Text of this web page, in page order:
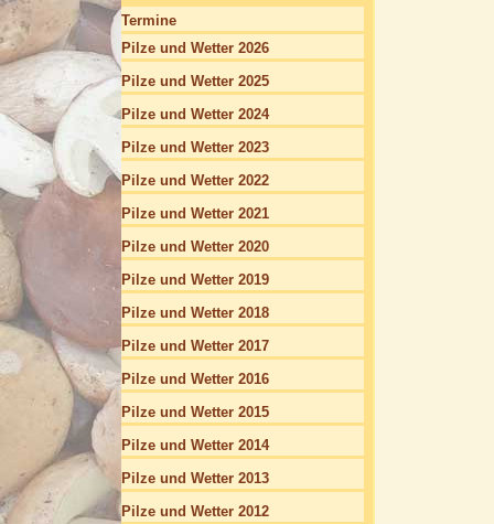
Termine
Pilze und Wetter 2026
Pilze und Wetter 2025
Pilze und Wetter 2024
Pilze und Wetter 2023
Pilze und Wetter 2022
Pilze und Wetter 2021
Pilze und Wetter 2020
Pilze und Wetter 2019
Pilze und Wetter 2018
Pilze und Wetter 2017
Pilze und Wetter 2016
Pilze und Wetter 2015
Pilze und Wetter 2014
Pilze und Wetter 2013
Pilze und Wetter 2012